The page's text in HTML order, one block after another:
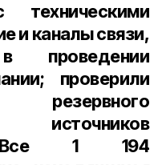
и каналы связи,
в проведении
проверили
резервного
источников
Все1 194